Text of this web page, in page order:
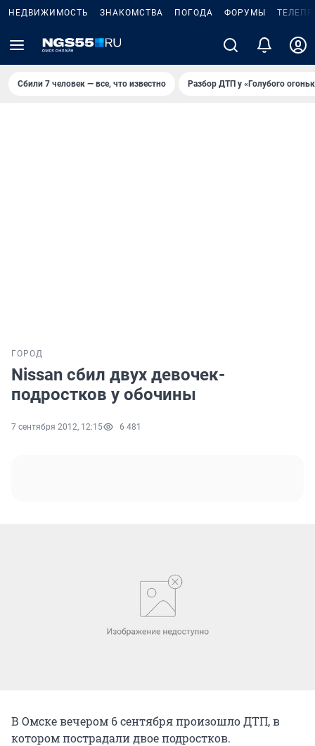
НЕДВИЖИМОСТЬ ЗНАКОМСТВА ПОГОДА ФОРУМЫ
Сбили 7 человек — все, что известно Разбор ДТП у «Голубого
ГОРОД
Nissan сбил двух девочек-
подростков у обочины
7 сентября 2012, 12:15 6 481
В Омске вечером 6 сентября произошло ДТП, в
котором пострадали двое подростков.